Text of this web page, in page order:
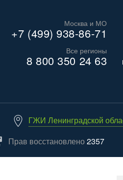
Москва и МО
+7 (499) 938-86-71
Все регионы
8 800 350 24 63
ГЖИ Ленинградской
Прав восстановлено2357